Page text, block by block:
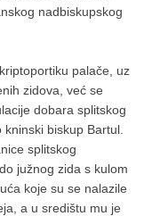
nadbiskupskog
palače, uz
zidova, već se
dobara splitskog
biskup Bartul.
splitskog
južnog zida s kulom
koje su se nalazile
a u središtu mu je